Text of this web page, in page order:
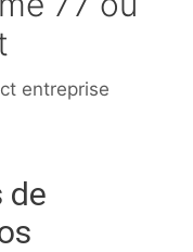
entreprise
de